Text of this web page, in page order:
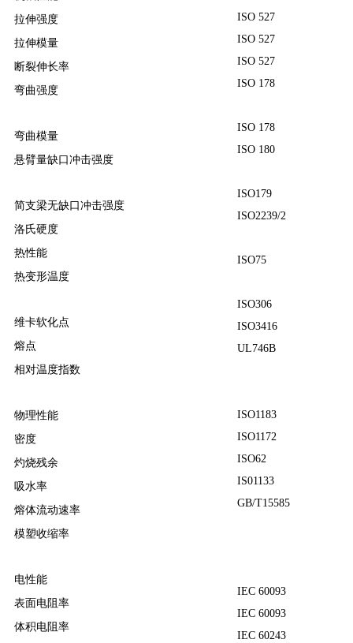
拉伸强度
拉伸模量
断裂伸长率
弯曲强度
弯曲模量
悬臂量缺口冲击强度
简支梁无缺口冲击强度
洛氏硬度
热性能
热变形温度
维卡软化点
熔点
相对温度指数
物理性能
密度
灼烧残余
吸水率
熔体流动速率
模塑收缩率
电性能
表面电阻率
体积电阻率
ISO 527
ISO 527
ISO 527
ISO 178
ISO 178
ISO 180
ISO179
ISO2239/2
ISO75
ISO306
ISO3416
UL746B
ISO1183
ISO1172
ISO62
IS01133
GB/T15585
IEC 60093
IEC 60093
IEC 60243